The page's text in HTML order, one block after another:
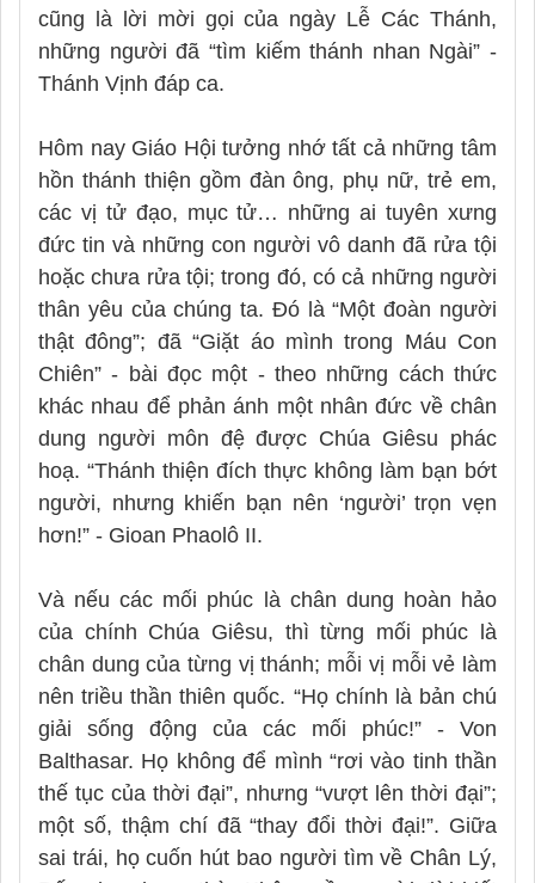
cũng là lời mời gọi của ngày Lễ Các Thánh,
những người đã “tìm kiếm thánh nhan Ngài” -
Thánh Vịnh đáp ca.
Hôm nay Giáo Hội tưởng nhớ tất cả những tâm
hồn thánh thiện gồm đàn ông, phụ nữ, trẻ em,
các vị tử đạo, mục tử… những ai tuyên xưng
đức tin và những con người vô danh đã rửa tội
hoặc chưa rửa tội; trong đó, có cả những người
thân yêu của chúng ta. Đó là “Một đoàn người
thật đông”; đã “Giặt áo mình trong Máu Con
Chiên” - bài đọc một - theo những cách thức
khác nhau để phản ánh một nhân đức về chân
dung người môn đệ được Chúa Giêsu phác
hoạ. “Thánh thiện đích thực không làm bạn bớt
người, nhưng khiến bạn nên ‘người’ trọn vẹn
hơn!” - Gioan Phaolô II.
Và nếu các mối phúc là chân dung hoàn hảo
của chính Chúa Giêsu, thì từng mối phúc là
chân dung của từng vị thánh; mỗi vị mỗi vẻ làm
nên triều thần thiên quốc. “Họ chính là bản chú
giải sống động của các mối phúc!” - Von
Balthasar. Họ không để mình “rơi vào tinh thần
thế tục của thời đại”, nhưng “vượt lên thời đại”;
một số, thậm chí đã “thay đổi thời đại!”. Giữa
sai trái, họ cuốn hút bao người tìm về Chân Lý,